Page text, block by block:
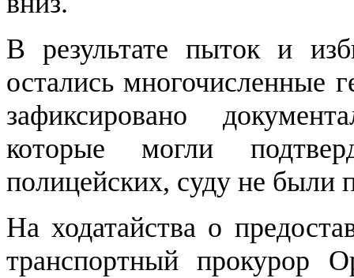
В результате пыток и
остались многочисленные
зафиксировано
которые могли
полицейских, суду не были
На ходатайства о
транспортный прокурор